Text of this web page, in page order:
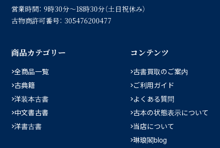
営業時間： 9時30分〜18時30分（土日祝休み）
古物商許可番号： 305476200477
商品カテゴリー
全商品一覧
古典籍
洋装本古書
中文書古書
洋書古書
コンテンツ
古書買取のご案内
ご利用ガイド
よくある質問
古本の状態表示について
当店について
琳琅閣blog